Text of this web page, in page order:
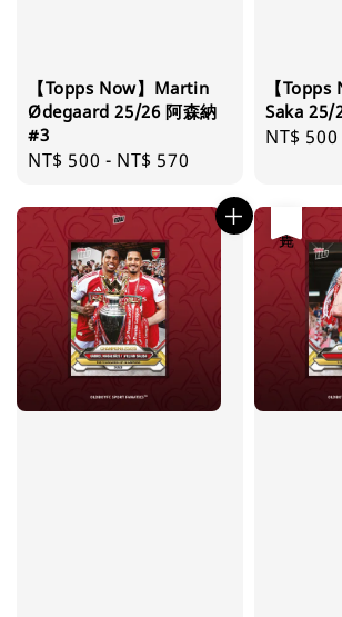
【Topps Now】Martin
Ødegaard 25/26 阿森納
#3
Regular
NT$ 500 - NT$ 570
【
Saka 25/
Regular
NT$ 500